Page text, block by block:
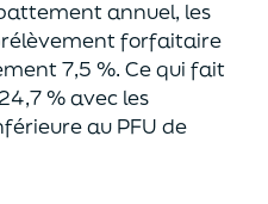
annuel, les
forfaitaire
7,5 %. Ce qui fait
% avec les
au PFU de